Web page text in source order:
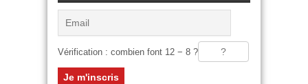
Vérification : combien font 12 − 8 ?